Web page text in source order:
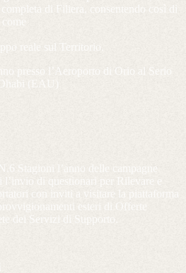
di Filiera, consentendo così di
reale sul Territorio.
presso l’Aeroporto di Orio al Serio
(EAU)
Stagioni l’anno delle campagne
di questionari per Rilevare e
con inviti a visitare la piattaforma
esteri di Offerte
dei Servizi di Supporto.